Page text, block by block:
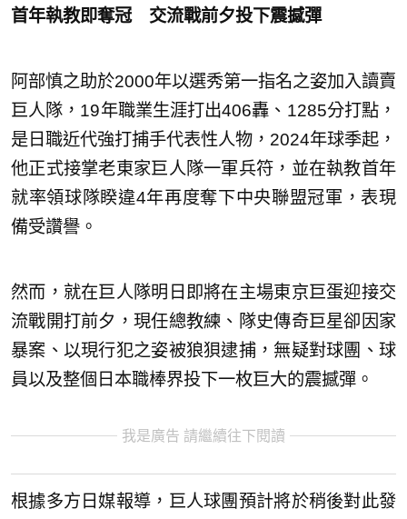
首年執教即奪冠 交流戰前夕投下震撼彈
阿部慎之助於2000年以選秀第一指名之姿加入讀賣
巨人隊，19年職業生涯打出406轟、1285分打點，
是日職近代強打捕手代表性人物，2024年球季起，
他正式接掌老東家巨人隊一軍兵符，並在執教首年
就率領球隊睽違4年再度奪下中央聯盟冠軍，表現
備受讚譽。
然而，就在巨人隊明日即將在主場東京巨蛋迎接交
流戰開打前夕，現任總教練、隊史傳奇巨星卻因家
暴案、以現行犯之姿被狼狽逮捕，無疑對球團、球
員以及整個日本職棒界投下一枚巨大的震撼彈。
我是廣告 請繼續往下閱讀
根據多方日媒報導，巨人球團預計將於稍後對此發